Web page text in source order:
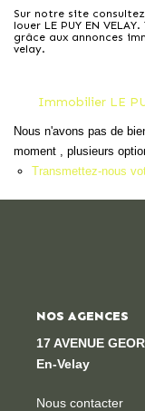
Sur notre site
louer LE PUY EN
grâce aux annonces
velay.
Immobilier LE
Nous n'avons pas de
moment , plusieurs
Transmettez-nous
NOS AGENCES
17 AVENUE
En-Velay
Nous contacter